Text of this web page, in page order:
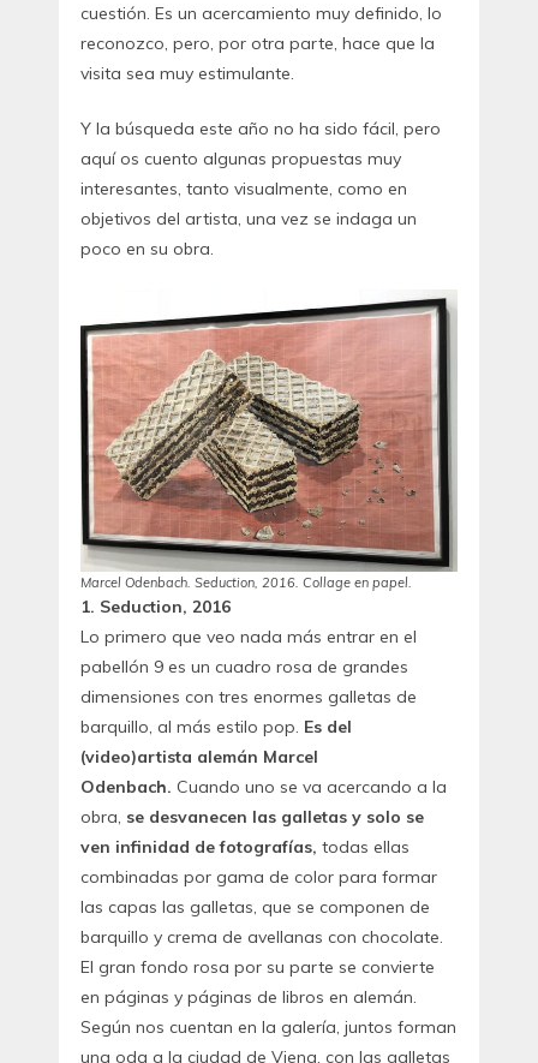
cuestión. Es un acercamiento muy definido, lo
reconozco, pero, por otra parte, hace que la
visita sea muy estimulante.
Y la búsqueda este año no ha sido fácil, pero
aquí os cuento algunas propuestas muy
interesantes, tanto visualmente, como en
objetivos del artista, una vez se indaga un
poco en su obra.
Marcel Odenbach. Seduction, 2016. Collage en papel.
1. Seduction, 2016
Lo primero que veo nada más entrar en el
pabellón 9 es un cuadro rosa de grandes
dimensiones con tres enormes galletas de
barquillo, al más estilo pop. Es del
(video)artista alemán Marcel
Odenbach. Cuando uno se va acercando a la
obra, se desvanecen las galletas y solo se
ven infinidad de fotografías, todas ellas
combinadas por gama de color para formar
las capas las galletas, que se componen de
barquillo y crema de avellanas con chocolate.
El gran fondo rosa por su parte se convierte
en páginas y páginas de libros en alemán.
Según nos cuentan en la galería, juntos forman
una oda a la ciudad de Viena, con las galletas